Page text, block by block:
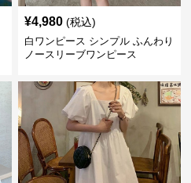
¥4,980 (税込)
白ワンピース シンプル ふんわり
ノースリーブワンピース